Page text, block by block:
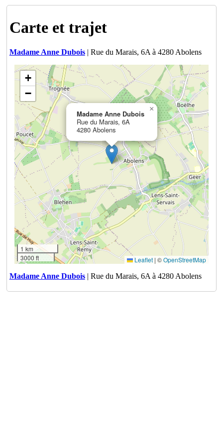
Carte et trajet
Madame Anne Dubois| Rue du Marais, 6A à 4280 Abolens
Madame Anne Dubois
Rue du Marais, 6A
4280 Abolens
×
+
−
1 km
3000 ft
Leaflet | ©OpenStreetMap
Madame Anne Dubois| Rue du Marais, 6A à 4280 Abolens